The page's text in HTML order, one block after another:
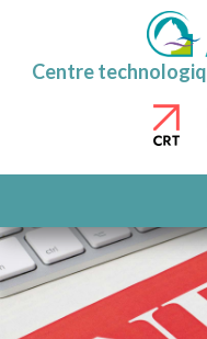
Centre
AU
CONTENU